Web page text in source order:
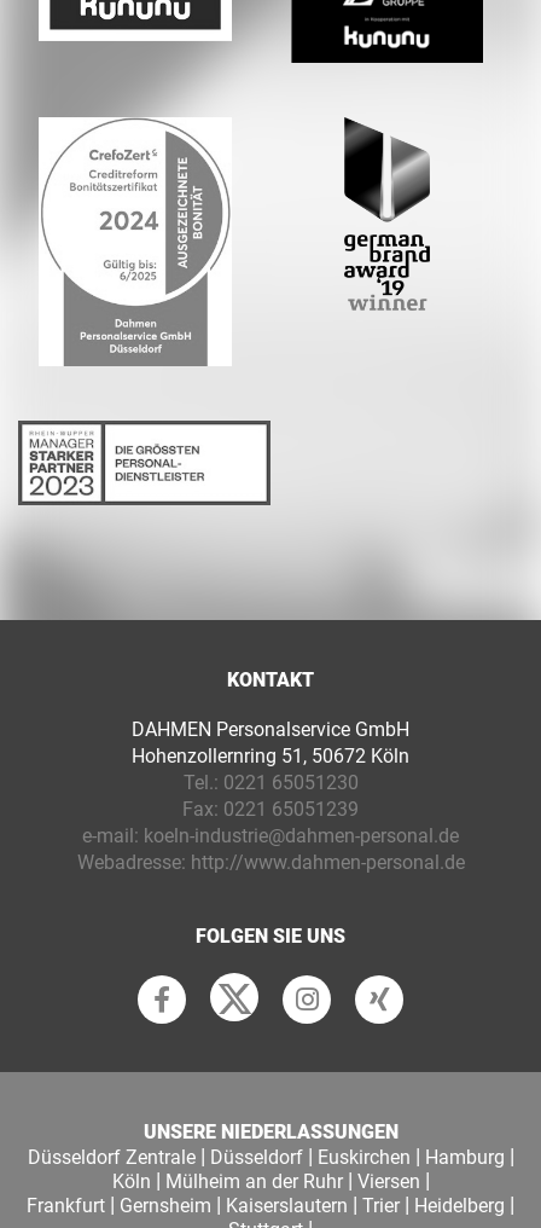
KONTAKT
DAHMEN Personalservice GmbH
Hohenzollernring 51, 50672 Köln
Tel.: 0221 65051230
Fax: 0221 65051239
e-mail: koeln-industrie@dahmen-personal.de
Webadresse: http://www.dahmen-personal.de
FOLGEN SIE UNS
UNSERE NIEDERLASSUNGEN
Düsseldorf Zentrale| Düsseldorf| Euskirchen | Hamburg |
Köln | Mülheim an der Ruhr| Viersen |
Frankfurt | Gernsheim | Kaiserslautern | Trier | Heidelberg |